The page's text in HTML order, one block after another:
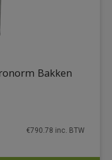
Bakken
€790.78 inc. BTW